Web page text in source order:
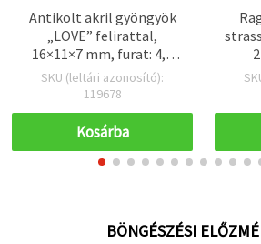
Antikolt akril gyöngyök
„LOVE” felirattal,
16×11×7 mm, furat: 4,5
mm, barna, 50 g (~66 db),
ékszerkészítéshez
SKU (leltári azonosító):
119678
Kosárba
BÖNGÉSZÉSI